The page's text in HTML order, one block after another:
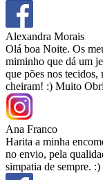
Alexandra Morais
Olá boa Noite. Os
miminho que dá um
que pões nos tecidos,
cheiram! :) Muito
Ana Franco
Harita a minha
no envio, pela
simpatia de sempre. :)